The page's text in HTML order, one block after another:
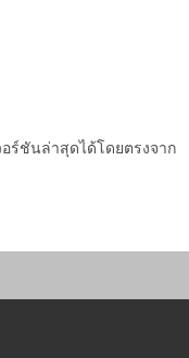
ร์ชันล่าสุดได้โดยตรงจาก